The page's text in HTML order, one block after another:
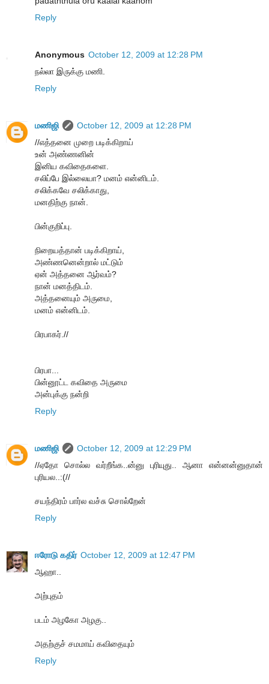
Reply
Anonymous October 12, 2009 at 12:28 PM
நல்லா இருக்கு மணி.
Reply
மணிஜி
October 12, 2009 at 12:28 PM
//எத்தனை முறை படிக்கிறாய்
உன் அண்ணனின்
இனிய கவிதைகளை.
சலிப்பே இல்லையா? மனம் என்னிடம்.
சலிக்கவே சலிக்காது,
மனதிற்கு நான்.
பின்குறிப்பு.
நிறையத்தான் படிக்கிறாய்,
அண்ணனென்றால் மட்டும்
ஏன் அத்தனை ஆர்வம்?
நான் மனத்திடம்.
அத்தனையும் அருமை,
மனம் என்னிடம்.
பிரபாகர்.//
பிரபா...
பின்னூட்ட கவிதை அருமை
அன்புக்கு நன்றி
Reply
மணிஜி
October 12, 2009 at 12:29 PM
//ஏதோ சொல்ல வர்றீங்க..ன்னு புரியுது.. ஆனா என்னன்னுதான்
புரியல..:(//
சயந்திரம் பார்ல வச்சு சொல்றேன்
Reply
ஈரோடு கதிர் October 12, 2009 at 12:47 PM
ஆஹா..
அற்புதம்
படம் அழகோ அழகு..
அதற்குச் சமமாய் கவிதையும்
Reply